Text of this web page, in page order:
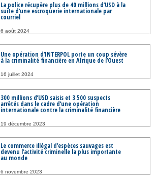
La police récupère plus de 40 millions d’USD à la
suite d’une escroquerie internationale par
courriel
6 août 2024
Une opération d’INTERPOL porte un coup sévère
à la criminalité financière en Afrique de l’Ouest
16 juillet 2024
300 millions d’USD saisis et 3 500 suspects
arrêtés dans le cadre d’une opération
internationale contre la criminalité financière
19 décembre 2023
Le commerce illégal d’espèces sauvages est
devenu l’activité criminelle la plus importante
au monde
6 novembre 2023